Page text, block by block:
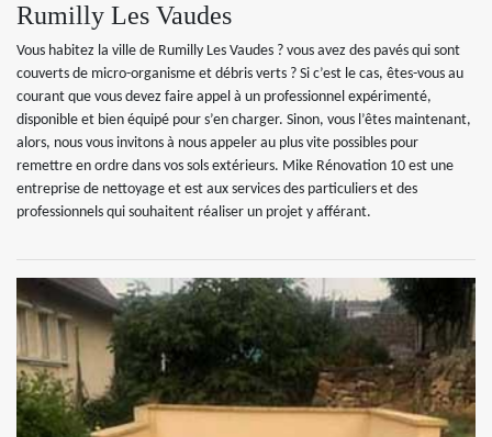
Rumilly Les Vaudes
Vous habitez la ville de Rumilly Les Vaudes ? vous avez des pavés qui sont
couverts de micro-organisme et débris verts ? Si c’est le cas, êtes-vous au
courant que vous devez faire appel à un professionnel expérimenté,
disponible et bien équipé pour s’en charger. Sinon, vous l’êtes maintenant,
alors, nous vous invitons à nous appeler au plus vite possibles pour
remettre en ordre dans vos sols extérieurs. Mike Rénovation 10 est une
entreprise de nettoyage et est aux services des particuliers et des
professionnels qui souhaitent réaliser un projet y afférant.